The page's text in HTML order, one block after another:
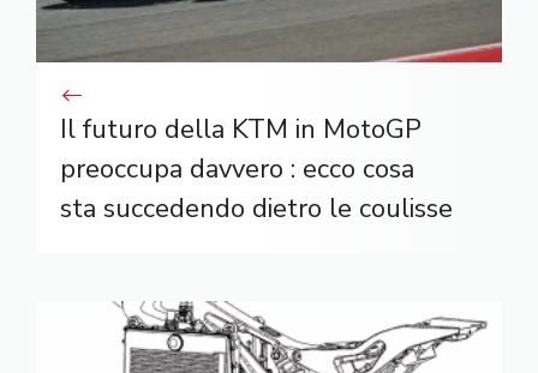
Il futuro della KTM in MotoGP
preoccupa davvero : ecco cosa
sta succedendo dietro le coulisse